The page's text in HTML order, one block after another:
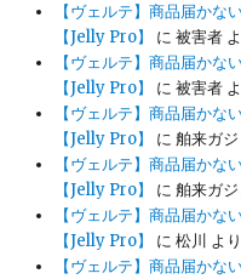
【ヴェルテ】商品届かな
【Jelly Pro】
に被害者
【ヴェルテ】商品届かな
【Jelly Pro】
に被害者
【ヴェルテ】商品届かな
【Jelly Pro】
に舶来ガジ
【ヴェルテ】商品届かな
【Jelly Pro】
に舶来ガジ
【ヴェルテ】商品届かな
【Jelly Pro】
に松川 より
【ヴェルテ】商品届かな